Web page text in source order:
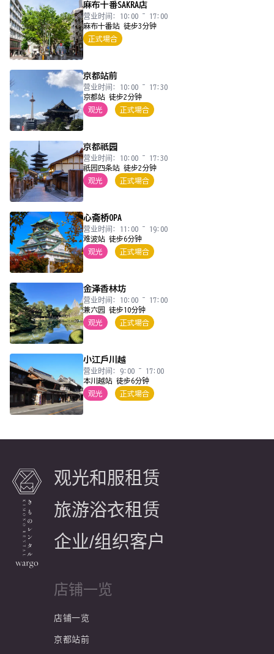
麻布十番SAKRA店
营业时间: 10:00 ~ 17:00
麻布十番站 徒步3分钟
正式場合
京都站前
营业时间: 10:00 ~ 17:30
京都站 徒步2分钟
观光
正式場合
京都祇园
营业时间: 10:00 ~ 17:30
祇园四条站 徒步2分钟
观光
正式場合
心斋桥OPA
营业时间: 11:00 ~ 19:00
难波站 徒步6分钟
观光
正式場合
金泽香林坊
营业时间: 10:00 ~ 17:00
兼六园 徒步10分钟
观光
正式場合
小江戶川越
营业时间: 9:00 ~ 17:00
本川越站 徒步6分钟
观光
正式場合
观光和服租赁
旅游浴衣租赁
企业/组织客户
店铺一览
店铺一览
京都站前